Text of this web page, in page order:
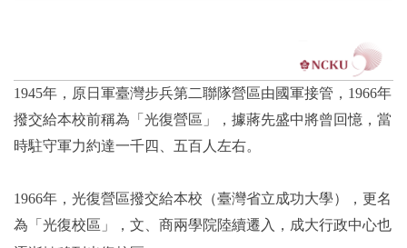
1945年，原日軍臺灣步兵第二聯隊營區由國軍接管，1966年
撥交給本校前稱為「光復營區」，據蔣先盛中將曾回憶，當
時駐守軍力約達一千四、五百人左右。
1966年，光復營區撥交給本校（臺灣省立成功大學），更名
為「光復校區」，文、商兩學院陸續遷入，成大行政中心也